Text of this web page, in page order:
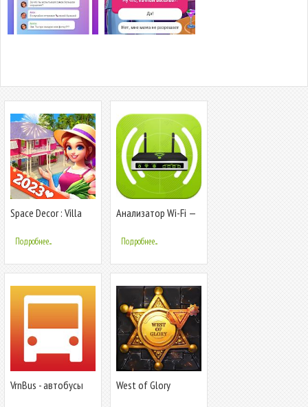
Space Decor : Villa
Подробнее...
Анализатор Wi-Fi —
в офисе
Подробнее...
VrnBus - автобусы
West of Glory